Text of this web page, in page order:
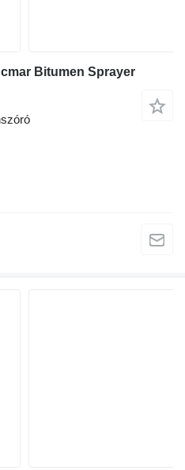
Bitumen Sprayer